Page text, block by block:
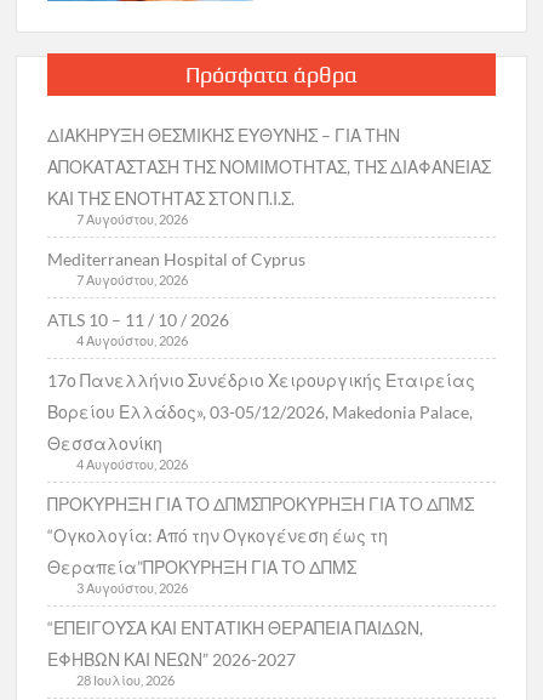
Πρόσφατα άρθρα
ΔΙΑΚΗΡΥΞΗ ΘΕΣΜΙΚΗΣ ΕΥΘΥΝΗΣ – ΓΙΑ ΤΗΝ
ΑΠΟΚΑΤΑΣΤΑΣΗ ΤΗΣ ΝΟΜΙΜΟΤΗΤΑΣ, ΤΗΣ ΔΙΑΦΑΝΕΙΑΣ
ΚΑΙ ΤΗΣ ΕΝΟΤΗΤΑΣ ΣΤΟΝ Π.Ι.Σ.
7 Αυγούστου, 2026
Mediterranean Hospital of Cyprus
7 Αυγούστου, 2026
ATLS 10 – 11 / 10 / 2026
4 Αυγούστου, 2026
17ο Πανελλήνιο Συνέδριο Χειρουργικής Εταιρείας
Βορείου Ελλάδος», 03-05/12/2026, Makedonia Palace,
Θεσσαλονίκη
4 Αυγούστου, 2026
ΠΡΟΚΥΡΗΞΗ ΓΙΑ ΤΟ ΔΠΜΣΠΡΟΚΥΡΗΞΗ ΓΙΑ ΤΟ ΔΠΜΣ
“Ογκολογία: Από την Ογκογένεση έως τη
Θεραπεία”ΠΡΟΚΥΡΗΞΗ ΓΙΑ ΤΟ ΔΠΜΣ
3 Αυγούστου, 2026
“ΕΠΕΙΓΟΥΣΑ ΚΑΙ ΕΝΤΑΤΙΚΗ ΘΕΡΑΠΕΙΑ ΠΑΙΔΩΝ,
ΕΦΗΒΩΝ ΚΑΙ ΝΕΩΝ” 2026-2027
28 Ιουλίου, 2026